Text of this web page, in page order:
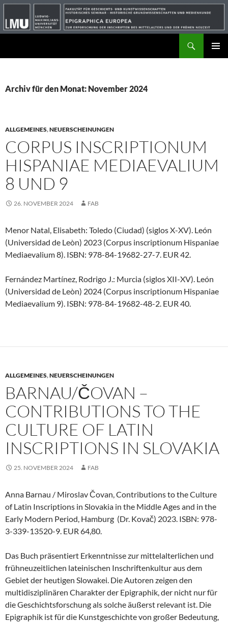
Archiv für den Monat: November 2024
ALLGEMEINES,NEUERSCHEINUNGEN
CORPUS INSCRIPTIONUM
HISPANIAE MEDIAEVALIUM
8 UND 9
26. NOVEMBER 2024 FAB
Menor Natal, Elisabeth: Toledo (Ciudad) (siglos X-XV). León
(Universidad de Leòn) 2023 (Corpus inscriptionum Hispaniae
Mediaevalium 8). ISBN: 978-84-19682-27-7. EUR 42.
Fernández Martínez, Rodrigo J.: Murcia (siglos XII-XV). León
(Universidad de Leòn) 2024 (Corpus inscriptionum Hispaniae
Mediaevalium 9). ISBN: 978-84-19682-48-2. EUR 40.
ALLGEMEINES,NEUERSCHEINUNGEN
BARNAU/ČOVAN –
CONTRIBUTIONS TO THE
CULTURE OF LATIN
INSCRIPTIONS IN SLOVAKIA
25. NOVEMBER 2024 FAB
Anna Barnau / Miroslav Čovan, Contributions to the Culture
of Latin Inscriptions in Slovakia in the Middle Ages and in the
Early Modern Period, Hamburg (Dr. Kovač) 2023. ISBN: 978-
3-339-13520-9. EUR 64,80.
Das Buch präsentiert Erkenntnisse zur mittelalterlichen und
frühneuzeitlichen lateinischen Inschriftenkultur aus dem
Gebiet der heutigen Slowakei. Die Autoren zeigen den
multidisziplinären Charakter der Epigraphik, der nicht nur für
die Geschichtsforschung als solche äußerst relevant ist. Die
Epigraphik ist für die Kunstgeschichte von großer Bedeutung,